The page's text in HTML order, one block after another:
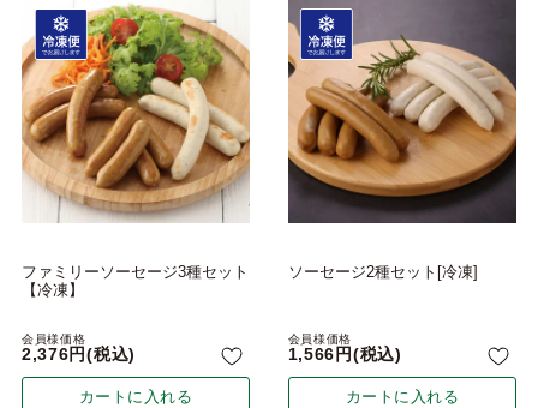
ファミリーソーセージ3種セット
【冷凍】
会員様価格
2,376 税込
カートに入れる
ソーセージ2種セット[冷凍]
会員様価格
1,566 税込
カートに入れる